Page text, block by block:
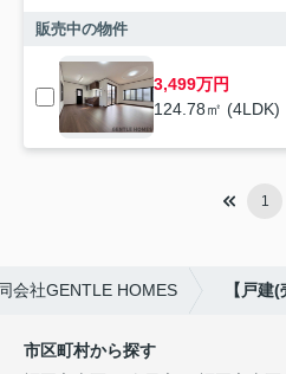
販売中の物件
3,499万円
124.78㎡ (4LDK)
1
会社GENTLE HOMES 【戸建
市区町村から探す